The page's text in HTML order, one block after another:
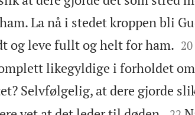
La nå i stedet kroppen bli
og leve fullt og helt for ham.
20
likegyldige i forholdet
Selvfølgelig, at dere gjorde